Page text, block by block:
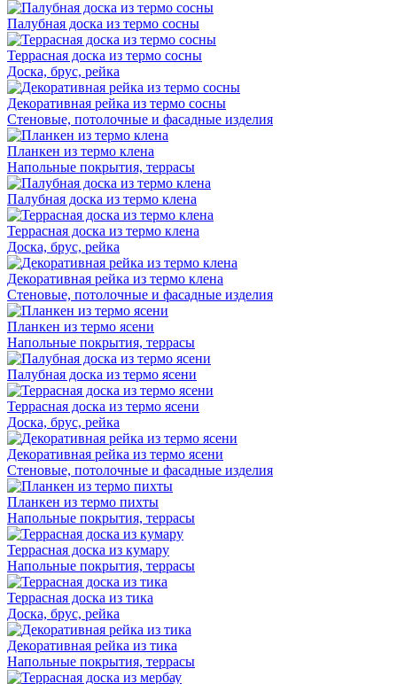
Палубная доска из термо сосны
Террасная доска из термо сосны
Доска, брус, рейка
Декоративная рейка из термо сосны
Стеновые, потолочные и фасадные изделия
Планкен из термо клена
Напольные покрытия, террасы
Палубная доска из термо клена
Террасная доска из термо клена
Доска, брус, рейка
Декоративная рейка из термо клена
Стеновые, потолочные и фасадные изделия
Планкен из термо ясени
Напольные покрытия, террасы
Палубная доска из термо ясени
Террасная доска из термо ясени
Доска, брус, рейка
Декоративная рейка из термо ясени
Стеновые, потолочные и фасадные изделия
Планкен из термо пихты
Напольные покрытия, террасы
Террасная доска из кумару
Напольные покрытия, террасы
Террасная доска из тика
Доска, брус, рейка
Декоративная рейка из тика
Напольные покрытия, террасы